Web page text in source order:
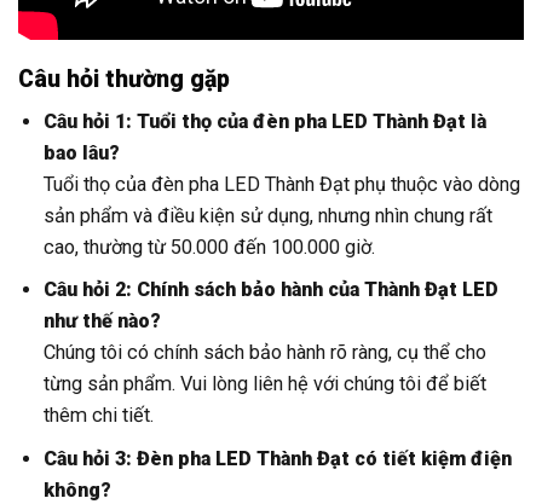
Câu hỏi thường gặp
Câu hỏi 1: Tuổi thọ của đèn pha LED Thành Đạt là
bao lâu?
Tuổi thọ của đèn pha LED Thành Đạt phụ thuộc vào dòng
sản phẩm và điều kiện sử dụng, nhưng nhìn chung rất
cao, thường từ 50.000 đến 100.000 giờ.
Câu hỏi 2: Chính sách bảo hành của Thành Đạt LED
như thế nào?
Chúng tôi có chính sách bảo hành rõ ràng, cụ thể cho
từng sản phẩm. Vui lòng liên hệ với chúng tôi để biết
thêm chi tiết.
Câu hỏi 3: Đèn pha LED Thành Đạt có tiết kiệm điện
không?